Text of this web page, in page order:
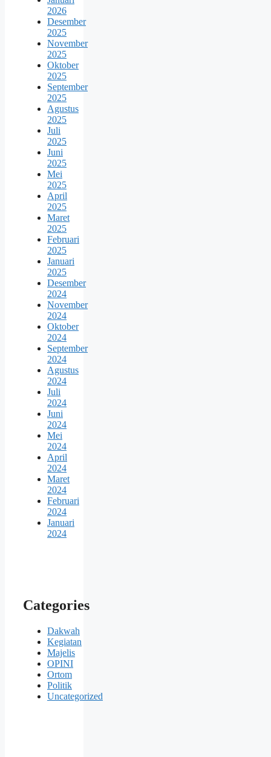
2026
Desember
2025
November
2025
Oktober
2025
September
2025
Agustus
2025
Juli
2025
Juni
2025
Mei
2025
April
2025
Maret
2025
Februari
2025
Januari
2025
Desember
2024
November
2024
Oktober
2024
September
2024
Agustus
2024
Juli
2024
Juni
2024
Mei
2024
April
2024
Maret
2024
Februari
2024
Januari
2024
Categories
Dakwah
Kegiatan
Majelis
OPINI
Ortom
Politik
Uncategorized